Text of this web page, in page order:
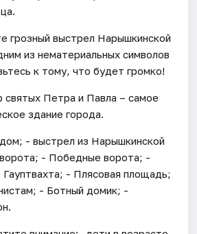
грозный выстрел Нарышкинской
из нематериальных символов
к тому, что будет громко!
Петра и Павла – самое
здание города.
- выстрел из Нарышкинской
- Победные ворота; -
- Плясовая площадь;
- Ботный домик; -